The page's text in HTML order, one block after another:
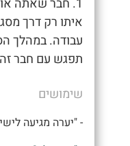
1. חבר שאתה
איתו רק דרך
עבודה. במהלך
תפגש עם חבר
שימושים
- "יערה מגיעה